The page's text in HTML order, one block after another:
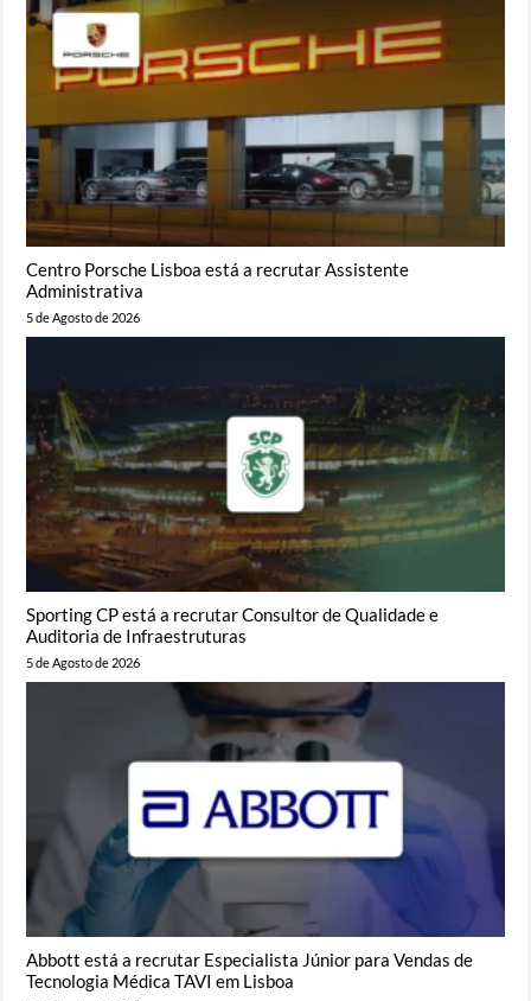
Centro Porsche Lisboa está a recrutar Assistente
Administrativa
5 de Agosto de 2026
Sporting CP está a recrutar Consultor de Qualidade e
Auditoria de Infraestruturas
5 de Agosto de 2026
Abbott está a recrutar Especialista Júnior para Vendas de
Tecnologia Médica TAVI em Lisboa